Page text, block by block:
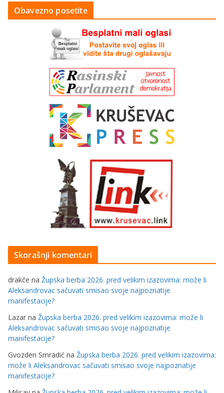
Obavezno posetite
Skorašnji komentari
drakče na Župska berba 2026. pred velikim izazovima: može li
Aleksandrovac sačuvati smisao svoje najpoznatije
manifestacije?
Lazar na Župska berba 2026. pred velikim izazovima: može li
Aleksandrovac sačuvati smisao svoje najpoznatije
manifestacije?
Gvozden Smradić na Župska berba 2026. pred velikim izazovima:
može li Aleksandrovac sačuvati smisao svoje najpoznatije
manifestacije?